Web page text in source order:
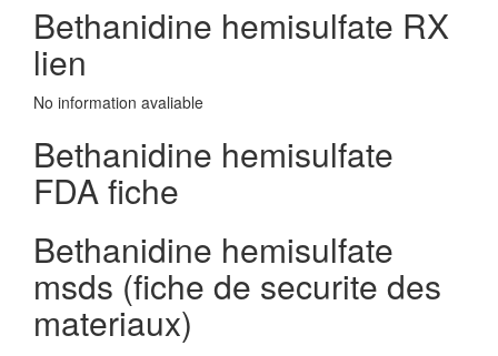
Bethanidine hemisulfate RX
lien
No information avaliable
Bethanidine hemisulfate
FDA fiche
Bethanidine hemisulfate
msds (fiche de securite des
materiaux)